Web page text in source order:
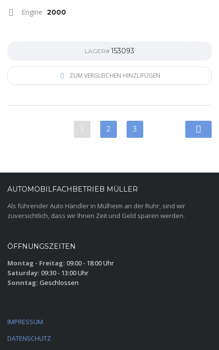
Engine 2000
LAGER# 153093
ZUM VERGLEICHEN HINZUFÜGEN
1 2 3
AUTOMOBILFACHBETRIEB MÜLLER
Als führender Auto Händler in Mülheim an der Ruhr, sind wir
zuversichtlich, dass wir Ihnen Zeit und Geld sparen werden.
ÖFFNUNGSZEITEN
Montag - Freitag: 09:00 - 18:00 Uhr
Saturday: 09:30 - 13:00 Uhr
Sonntag: Geschlossen
IMPRESSUM
DATENSCHUTZ